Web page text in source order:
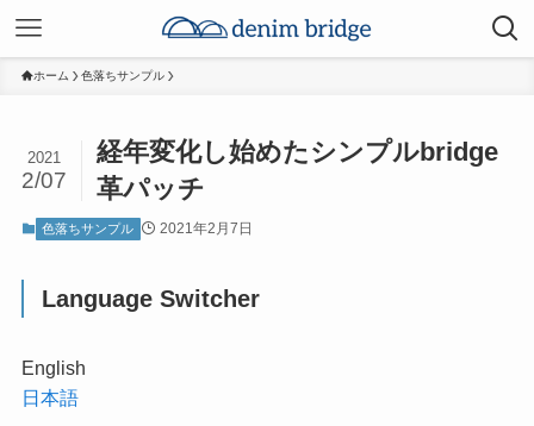
ホーム 色落ちサンプル
経年変化し始めたシンプルbridge
革パッチ
2021
2/07
色落ちサンプル 2021年2月7日
Language Switcher
English
日本語